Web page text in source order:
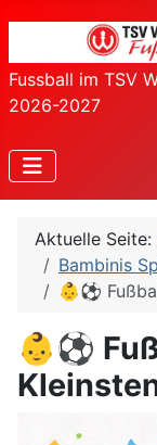
Fussball im TSV
2026-2027
Aktuelle Seite:
Bambinis
👶⚽
👶⚽